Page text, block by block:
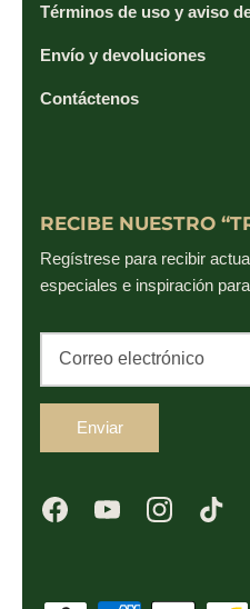
Términos de uso y aviso
Envío y devoluciones
Contáctenos
RECIBE NUESTRO
Regístrese para recibir
especiales e inspiración
Enviar